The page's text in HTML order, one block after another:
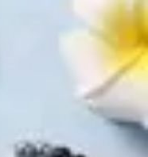
Astuces et